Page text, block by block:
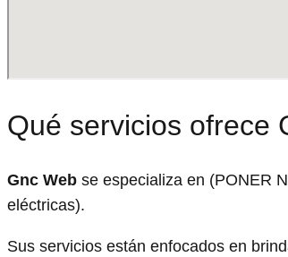
Qué servicios ofrece
Gnc Web se especializa en (PONER
eléctricas).
Sus servicios están enfocados en